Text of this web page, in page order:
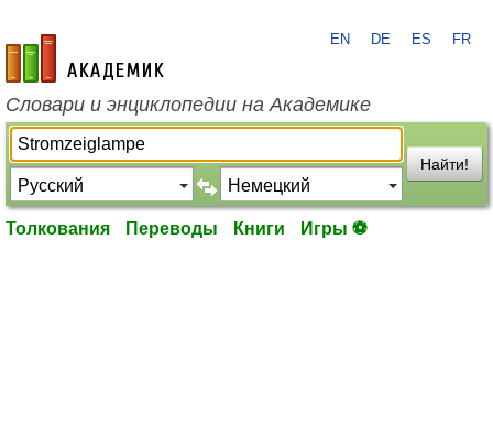
academic.ru
EN DE ES FR
Словари и энциклопедии на Академике
Найти!
Толкования Переводы Книги Игры ⚽